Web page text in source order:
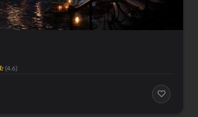
(4.6)